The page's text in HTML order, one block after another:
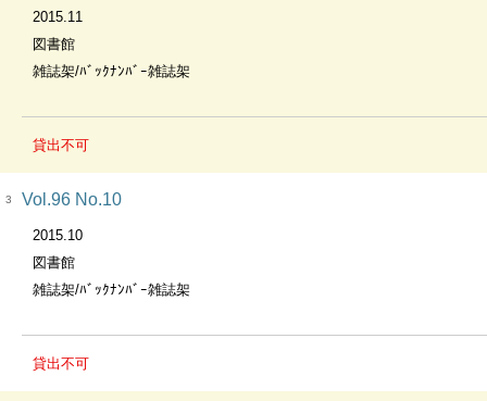
2015.11
図書館
雑誌架/ﾊﾞｯｸﾅﾝﾊﾞｰ雑誌架
貸出不可
3 Vol.96 No.10
2015.10
図書館
雑誌架/ﾊﾞｯｸﾅﾝﾊﾞｰ雑誌架
貸出不可